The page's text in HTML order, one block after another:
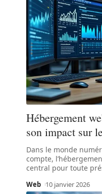
Hébergement
son impact sur
Dans le monde
compte,
central pour toute
Web 10 janvier 2026